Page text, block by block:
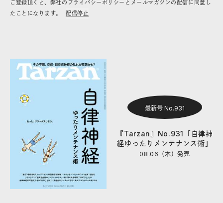
ご登録頂くと、弊社のプライバシーポリシーとメールマガジンの配信に同意し
たことになります。
配信停止
最新号 No.931
『Tarzan』No.931「自律神
経ゆったりメンテナンス術」
08.06（木）発売